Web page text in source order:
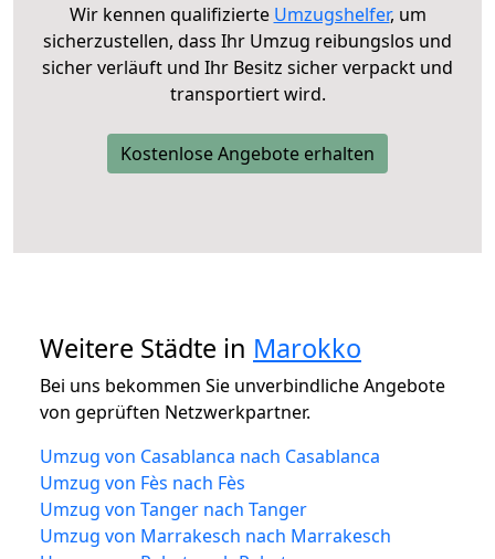
Wir kennen qualifizierte Umzugshelfer, um
sicherzustellen, dass Ihr Umzug reibungslos und
sicher verläuft und Ihr Besitz sicher verpackt und
transportiert wird.
Kostenlose Angebote erhalten
Weitere Städte in Marokko
Bei uns bekommen Sie unverbindliche Angebote
von geprüften Netzwerkpartner.
Umzug von Casablanca nach Casablanca
Umzug von Fès nach Fès
Umzug von Tanger nach Tanger
Umzug von Marrakesch nach Marrakesch